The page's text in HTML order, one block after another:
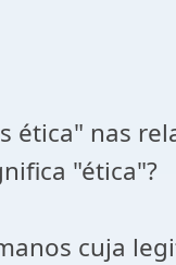
nas
"ética"?
cuja